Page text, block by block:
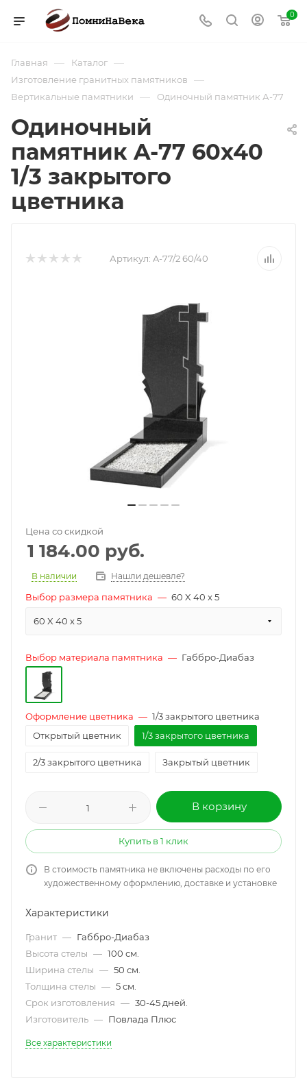
0
Главная — Каталог —
Изготовление гранитных памятников —
Вертикальные памятники — Одиночный памятник А-77
Одиночный
памятник A-77 60х40
1/3 закрытого
цветника
Артикул: A-77/2 60/40
Цена со скидкой
1 184.00 руб.
В наличии Нашли дешевле?
Выбор размера памятника — 60 X 40 x 5
60 X 40 x 5
Выбор материала памятника — Габбро-Диабаз
Оформление цветника — 1/3 закрытого цветника
Открытый цветник
1/3 закрытого цветника
2/3 закрытого цветника Закрытый цветник
В корзину
Купить в 1 клик
В стоимость памятника не включены расходы по его
художественному оформлению, доставке и установке
Характеристики
Гранит — Габбро-Диабаз
Высота стелы — 100 см.
Ширина стелы — 50 см.
Толщина стелы — 5 см.
Срок изготовления — 30-45 дней.
Изготовитель — Повлада Плюс
Все характеристики